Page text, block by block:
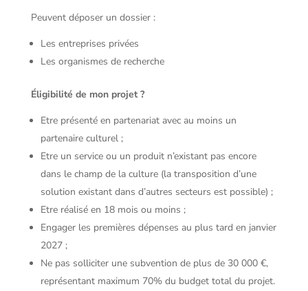
Peuvent déposer un dossier :
Les entreprises privées
Les organismes de recherche
Éligibilité de mon projet ?
Etre présenté en partenariat avec au moins un
partenaire culturel ;
Etre un service ou un produit n’existant pas encore
dans le champ de la culture (la transposition d’une
solution existant dans d’autres secteurs est possible) ;
Etre réalisé en 18 mois ou moins ;
Engager les premières dépenses au plus tard en janvier
2027 ;
Ne pas solliciter une subvention de plus de 30 000 €,
représentant maximum 70% du budget total du projet.